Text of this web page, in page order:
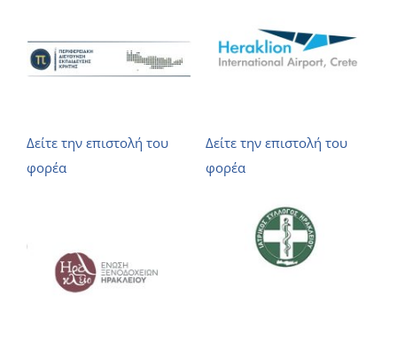
Δείτε την επιστολή του
φορέα
Δείτε την επιστολή του
φορέα